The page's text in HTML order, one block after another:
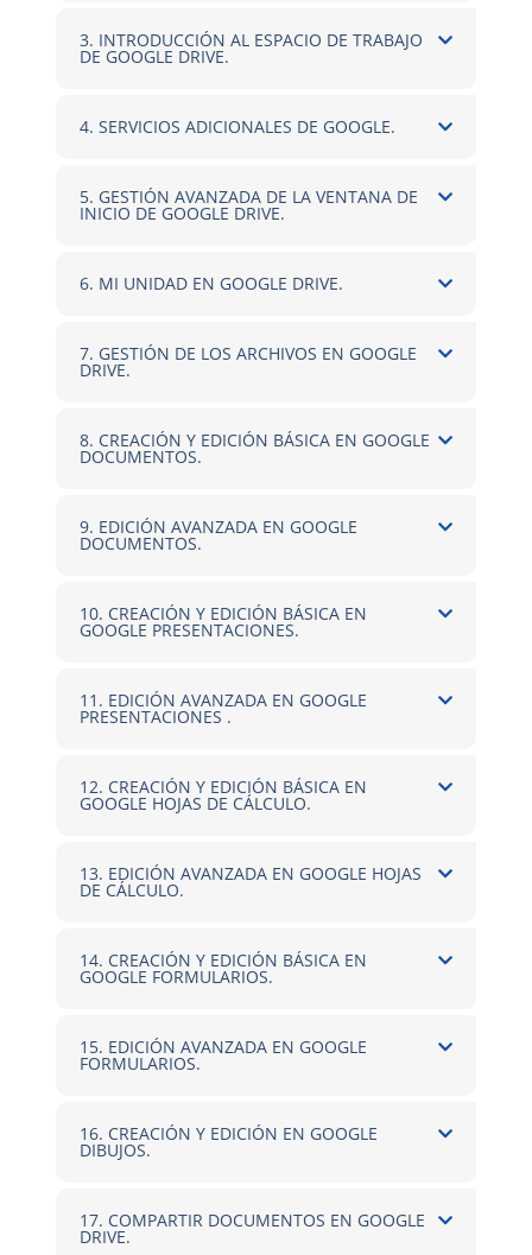
3. INTRODUCCIÓN AL ESPACIO DE TRABAJO
DE GOOGLE DRIVE.
4. SERVICIOS ADICIONALES DE GOOGLE.
5. GESTIÓN AVANZADA DE LA VENTANA DE
INICIO DE GOOGLE DRIVE.
6. MI UNIDAD EN GOOGLE DRIVE.
7. GESTIÓN DE LOS ARCHIVOS EN GOOGLE
DRIVE.
8. CREACIÓN Y EDICIÓN BÁSICA EN GOOGLE
DOCUMENTOS.
9. EDICIÓN AVANZADA EN GOOGLE
DOCUMENTOS.
10. CREACIÓN Y EDICIÓN BÁSICA EN
GOOGLE PRESENTACIONES.
11. EDICIÓN AVANZADA EN GOOGLE
PRESENTACIONES .
12. CREACIÓN Y EDICIÓN BÁSICA EN
GOOGLE HOJAS DE CÁLCULO.
13. EDICIÓN AVANZADA EN GOOGLE HOJAS
DE CÁLCULO.
14. CREACIÓN Y EDICIÓN BÁSICA EN
GOOGLE FORMULARIOS.
15. EDICIÓN AVANZADA EN GOOGLE
FORMULARIOS.
16. CREACIÓN Y EDICIÓN EN GOOGLE
DIBUJOS.
17. COMPARTIR DOCUMENTOS EN GOOGLE
DRIVE.